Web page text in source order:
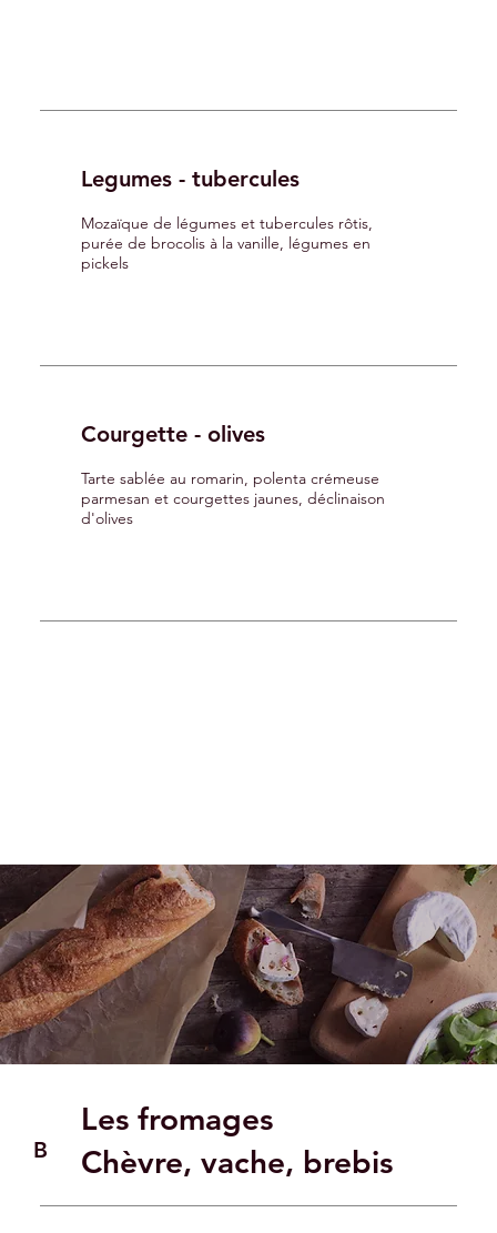
Legumes - tubercules
Mozaïque de légumes et tubercules rôtis,
purée de brocolis à la vanille, légumes en
pickels
Courgette - olives
Tarte sablée au romarin, polenta crémeuse
parmesan et courgettes jaunes, déclinaison
d'olives
Les fromages
Chèvre, vache, brebis
B